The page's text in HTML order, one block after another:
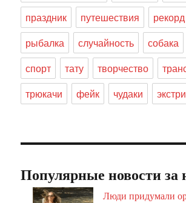
праздник
путешествия рекорд
рыбалка
случайность собака
спорт
тату творчество
трюкачи
фейк чудаки
Популярные новости за
Люди придумали